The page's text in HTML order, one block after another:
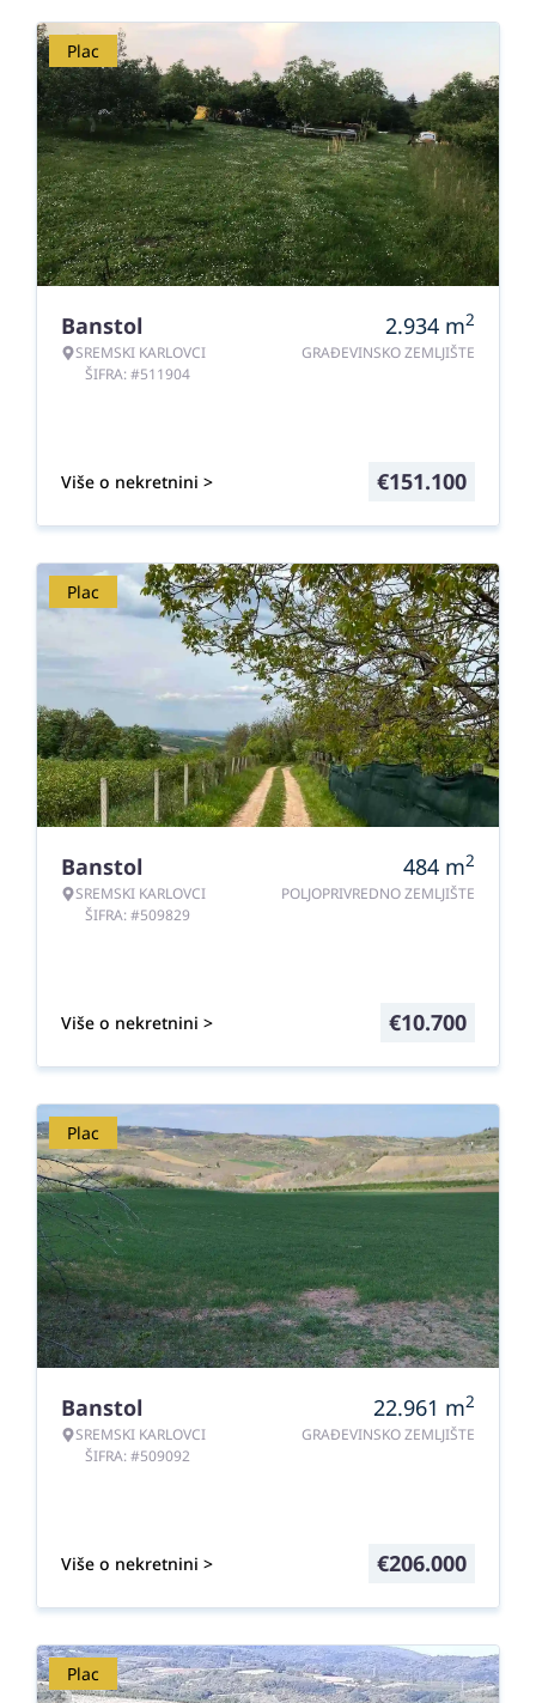
Plac
Banstol
SREMSKI KARLOVCI
ŠIFRA: #511904
2.934 m2
GRAĐEVINSKO ZEMLJIŠTE
Više o nekretnini > €151.100
Plac
Banstol
SREMSKI KARLOVCI
ŠIFRA: #509829
484 m2
POLJOPRIVREDNO ZEMLJIŠTE
Više o nekretnini > €10.700
Plac
Banstol
SREMSKI KARLOVCI
ŠIFRA: #509092
22.961 m2
GRAĐEVINSKO ZEMLJIŠTE
Više o nekretnini > €206.000
Plac